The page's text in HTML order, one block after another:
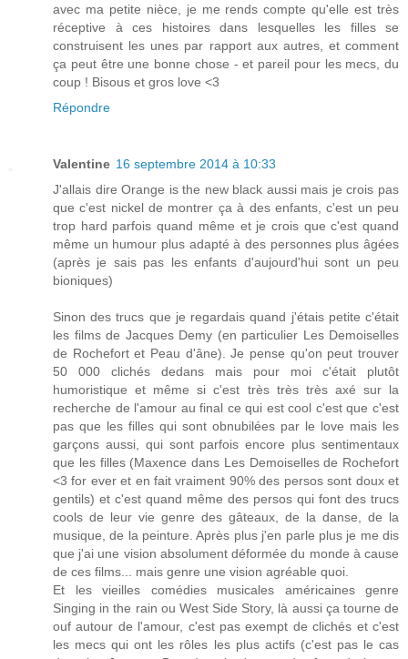
avec ma petite nièce, je me rends compte qu'elle est très
réceptive à ces histoires dans lesquelles les filles se
construisent les unes par rapport aux autres, et comment
ça peut être une bonne chose - et pareil pour les mecs, du
coup ! Bisous et gros love <3
Répondre
Valentine 16 septembre 2014 à 10:33
J'allais dire Orange is the new black aussi mais je crois pas
que c'est nickel de montrer ça à des enfants, c'est un peu
trop hard parfois quand même et je crois que c'est quand
même un humour plus adapté à des personnes plus âgées
(après je sais pas les enfants d'aujourd'hui sont un peu
bioniques)
Sinon des trucs que je regardais quand j'étais petite c'était
les films de Jacques Demy (en particulier Les Demoiselles
de Rochefort et Peau d'âne). Je pense qu'on peut trouver
50 000 clichés dedans mais pour moi c'était plutôt
humoristique et même si c'est très très très axé sur la
recherche de l'amour au final ce qui est cool c'est que c'est
pas que les filles qui sont obnubilées par le love mais les
garçons aussi, qui sont parfois encore plus sentimentaux
que les filles (Maxence dans Les Demoiselles de Rochefort
<3 for ever et en fait vraiment 90% des persos sont doux et
gentils) et c'est quand même des persos qui font des trucs
cools de leur vie genre des gâteaux, de la danse, de la
musique, de la peinture. Après plus j'en parle plus je me dis
que j'ai une vision absolument déformée du monde à cause
de ces films... mais genre une vision agréable quoi.
Et les vieilles comédies musicales américaines genre
Singing in the rain ou West Side Story, là aussi ça tourne de
ouf autour de l'amour, c'est pas exempt de clichés et c'est
les mecs qui ont les rôles les plus actifs (c'est pas le cas